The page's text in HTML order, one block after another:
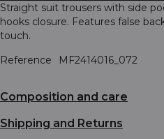
Straight suit trousers with side
hooks closure. Features false
touch.
Reference
MF2414016_072
Composition and care
Shipping and Returns